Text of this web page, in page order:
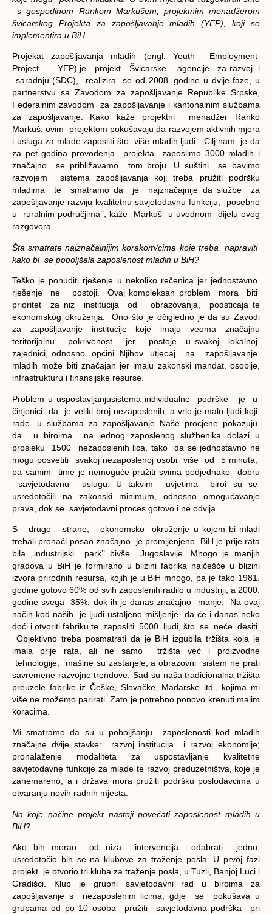
s gospodinom Rankom Markušem, projektnim menadžerom
švicarskog Projekta za zapošljavanje mladih (YEP), koji se
implementira u BiH.
Projekat zapošljavanja mladih (engl. Youth Employment
Project – YEP) je projekt Švicarske agencije za razvoj i
saradnju (SDC), realizira se od 2008. godine u dvije faze, u
partnerstvu sa Zavodom za zapošljavanje Republike Srpske,
Federalnim zavodom za zapošljavanje i kantonalnim službama
za zapošljavanje. Kako kaže projektni menadžer Ranko
Markuš, ovim projektom pokušavaju da razvojem aktivnih mjera
i usluga za mlade zaposliti što više mladih ljudi. „Cilj nam je da
za pet godina provođenja projekta zaposlimo 3000 mladih i
značajno se približavamo tom broju. U suštini se bavimo
razvojem sistema zapošljavanja koji treba pružiti podršku
mladima te smatramo da je najznačajnije da službe za
zapošljavanje razviju kvalitetnu savjetodavnu funkciju, posebno
u ruralnim područjima’’, kaže Markuš u uvodnom dijelu ovog
razgovora.
Šta smatrate najznačajnijim korakom/cima koje treba napraviti
kako bi se poboljšala zaposlenost mladih u BiH?
Teško je ponuditi rješenje u nekoliko rečenica jer jednostavno
rješenje ne postoji. Ovaj kompleksan problem mora biti
prioritet za niz institucija od obrazovanja, podsticaja te
ekonomskog okruženja. Ono što je očigledno je da su Zavodi
za zapošljavanje institucije koje imaju veoma značajnu
teritorijalnu pokrivenost jer postoje u svakoj lokalnoj
zajednici, odnosno općini. Njihov utjecaj na zapošljavanje
mladih može biti značajan jer imaju zakonski mandat, osoblje,
infrastrukturu i finansijske resurse.
Problem u uspostavljanjusistema individualne podrške je u
činjenici da je veliki broj nezaposlenih, a vrlo je malo ljudi koji
rade u službama za zapošljavanje. Naše procjene pokazuju
da u biroima na jednog zaposlenog službenika dolazi u
prosjeku 1500 nezaposlenih lica, tako da se jednostavno ne
mogu posvetiti svakoj nezaposlenoj osobi više od 5 minuta,
pa samim time je nemoguće pružiti svima podjednako dobru
savjetodavnu uslugu. U takvim uvjetima biroi su se
usredotočili na zakonski minimum, odnosno omogućavanje
prava, dok se savjetodavni proces gotovo i ne odvija.
S druge strane, ekonomsko okruženje u kojem bi mladi
trebali pronaći posao značajno je promijenjeno. BiH je prije rata
bila „industrijski park’’ bivše Jugoslavije. Mnogo je manjih
gradova u BiH je formirano u blizini fabrika najčešće u blizini
izvora prirodnih resursa, kojih je u BiH mnogo, pa je tako 1981.
godine gotovo 60% od svih zaposlenih radilo u industriji, a 2000.
godine svega 35%, dok ih je danas značajno manje. Na ovaj
način kod naših je ljudi ustaljeno mišljenje da će i danas neko
doći i otvoriti fabriku te zaposliti 5000 ljudi, što se neće desiti.
Objektivno treba posmatrati da je BiH izgubila tržišta koja je
imala prije rata, ali ne samo tržišta već i proizvodne
tehnologije, mašine su zastarjele, a obrazovni sistem ne prati
savremene razvojne trendove. Sad su naša tradicionalna tržišta
preuzele fabrike iz Češke, Slovačke, Mađarske itd., kojima mi
više ne možemo parirati. Zato je potrebno ponovo krenuti malim
koracima.
Mi smatramo da su u poboljšanju zaposlenosti kod mladih
značajne dvije stavke: razvoj institucija i razvoj ekonomije;
pronalaženje modaliteta za uspostavljanje kvalitetne
savjetodavne funkcije za mlade te razvoj preduzetništva, koje je
zanemareno, a i država mora pružiti podršku poslodavcima u
otvaranju novih radnih mjesta.
Na koje načine projekt nastoji povećati zaposlenost mladih u
BiH?
Ako bih morao od niza intervencija odabrati jednu,
usredotočio bih se na klubove za traženje posla. U prvoj fazi
projekt je otvorio tri kluba za traženje posla, u Tuzli, Banjoj Luci i
Gradišci. Klub je grupni savjetodavni rad u biroima za
zapošljavanje s nezaposlenim licima, gdje se pokušava u
grupama od po 10 osoba pružiti savjetodavna podrška pri